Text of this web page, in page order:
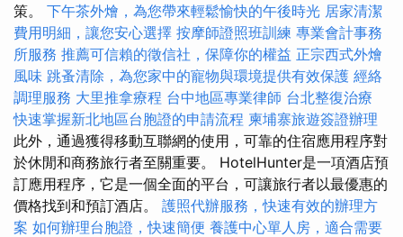
策。 下午茶外燴，為您帶來輕鬆愉快的午後時光 居家清潔
費用明細，讓您安心選擇 按摩師證照班訓練 專業會計事務
所服務 推薦可信賴的徵信社，保障你的權益 正宗西式外燴
風味 跳蚤清除，為您家中的寵物與環境提供有效保護 經絡
調理服務 大里推拿療程 台中地區專業律師 台北整復治療
快速掌握新北地區台胞證的申請流程 柬埔寨旅遊簽證辦理
此外，通過獲得移動互聯網的使用，可靠的住宿應用程序對
於休閒和商務旅行者至關重要。 HotelHunter是一項酒店預
訂應用程序，它是一個全面的平台，可讓旅行者以最優惠的
價格找到和預訂酒店。 護照代辦服務，快速有效的辦理方
案 如何辦理台胞證，快速簡便 養護中心單人房，適合需要